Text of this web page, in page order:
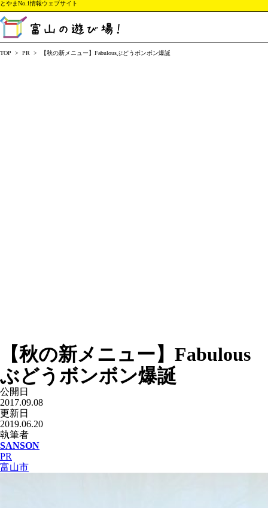
とやまNo.1情報ウェブサイト
TOP PR 【秋の新メニュー】Fabulousぶどうボンボン爆誕
【秋の新メニュー】Fabulous
ぶどうボンボン爆誕
公開日
2017.09.08
更新日
2019.06.20
執筆者
SANSON
PR
富山市